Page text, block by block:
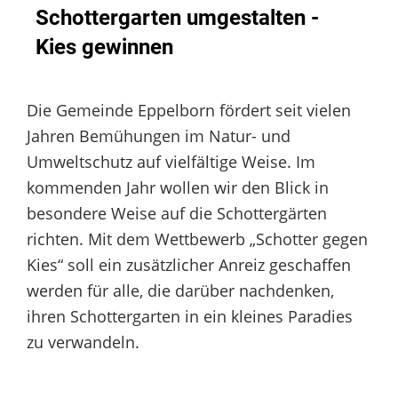
Schottergarten umgestalten -
Kies gewinnen
Die Gemeinde Eppelborn fördert seit vielen
Jahren Bemühungen im Natur- und
Umweltschutz auf vielfältige Weise. Im
kommenden Jahr wollen wir den Blick in
besondere Weise auf die Schottergärten
richten. Mit dem Wettbewerb „Schotter gegen
Kies“ soll ein zusätzlicher Anreiz geschaffen
werden für alle, die darüber nach­denken,
ihren Schottergarten in ein kleines Paradies
zu verwandeln.